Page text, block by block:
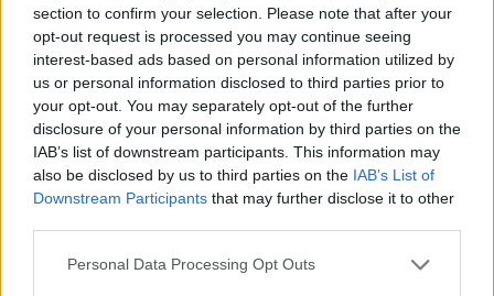
section to confirm your selection. Please note that after your
opt-out request is processed you may continue seeing
interest-based ads based on personal information utilized by
us or personal information disclosed to third parties prior to
your opt-out. You may separately opt-out of the further
disclosure of your personal information by third parties on the
IAB’s list of downstream participants. This information may
also be disclosed by us to third parties on the IAB’s List of
Downstream Participants that may further disclose it to other
Personal Data Processing Opt Outs
Día Internacional de la Cerveza
7 de agosto de 2026